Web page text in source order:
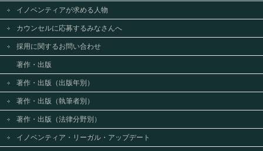
イノベンティアが求める人物
カウンセルに応募するみなさんへ
採用に関するお問い合わせ
著作・出版
著作・出版（出版年別）
著作・出版（執筆者別）
著作・出版（法律分野別）
イノベンティア・リーガル・アップデート